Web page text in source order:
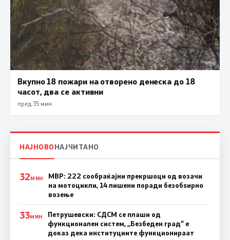
Вкупно 18 пожари на отворено денеска до 18
часот, два се активни
пред 35 мин.
НАЈНОВОНАЈЧИТАНО
32МИН
МВР: 222 сообраќајни прекршоци од возачи
на мотоцикли, 14 лишени поради безобѕирно
возење
33МИН
Петрушевски: СДСМ се плаши од
функционален систем, „Безбеден град“ е
доказ дека институциите функционираат